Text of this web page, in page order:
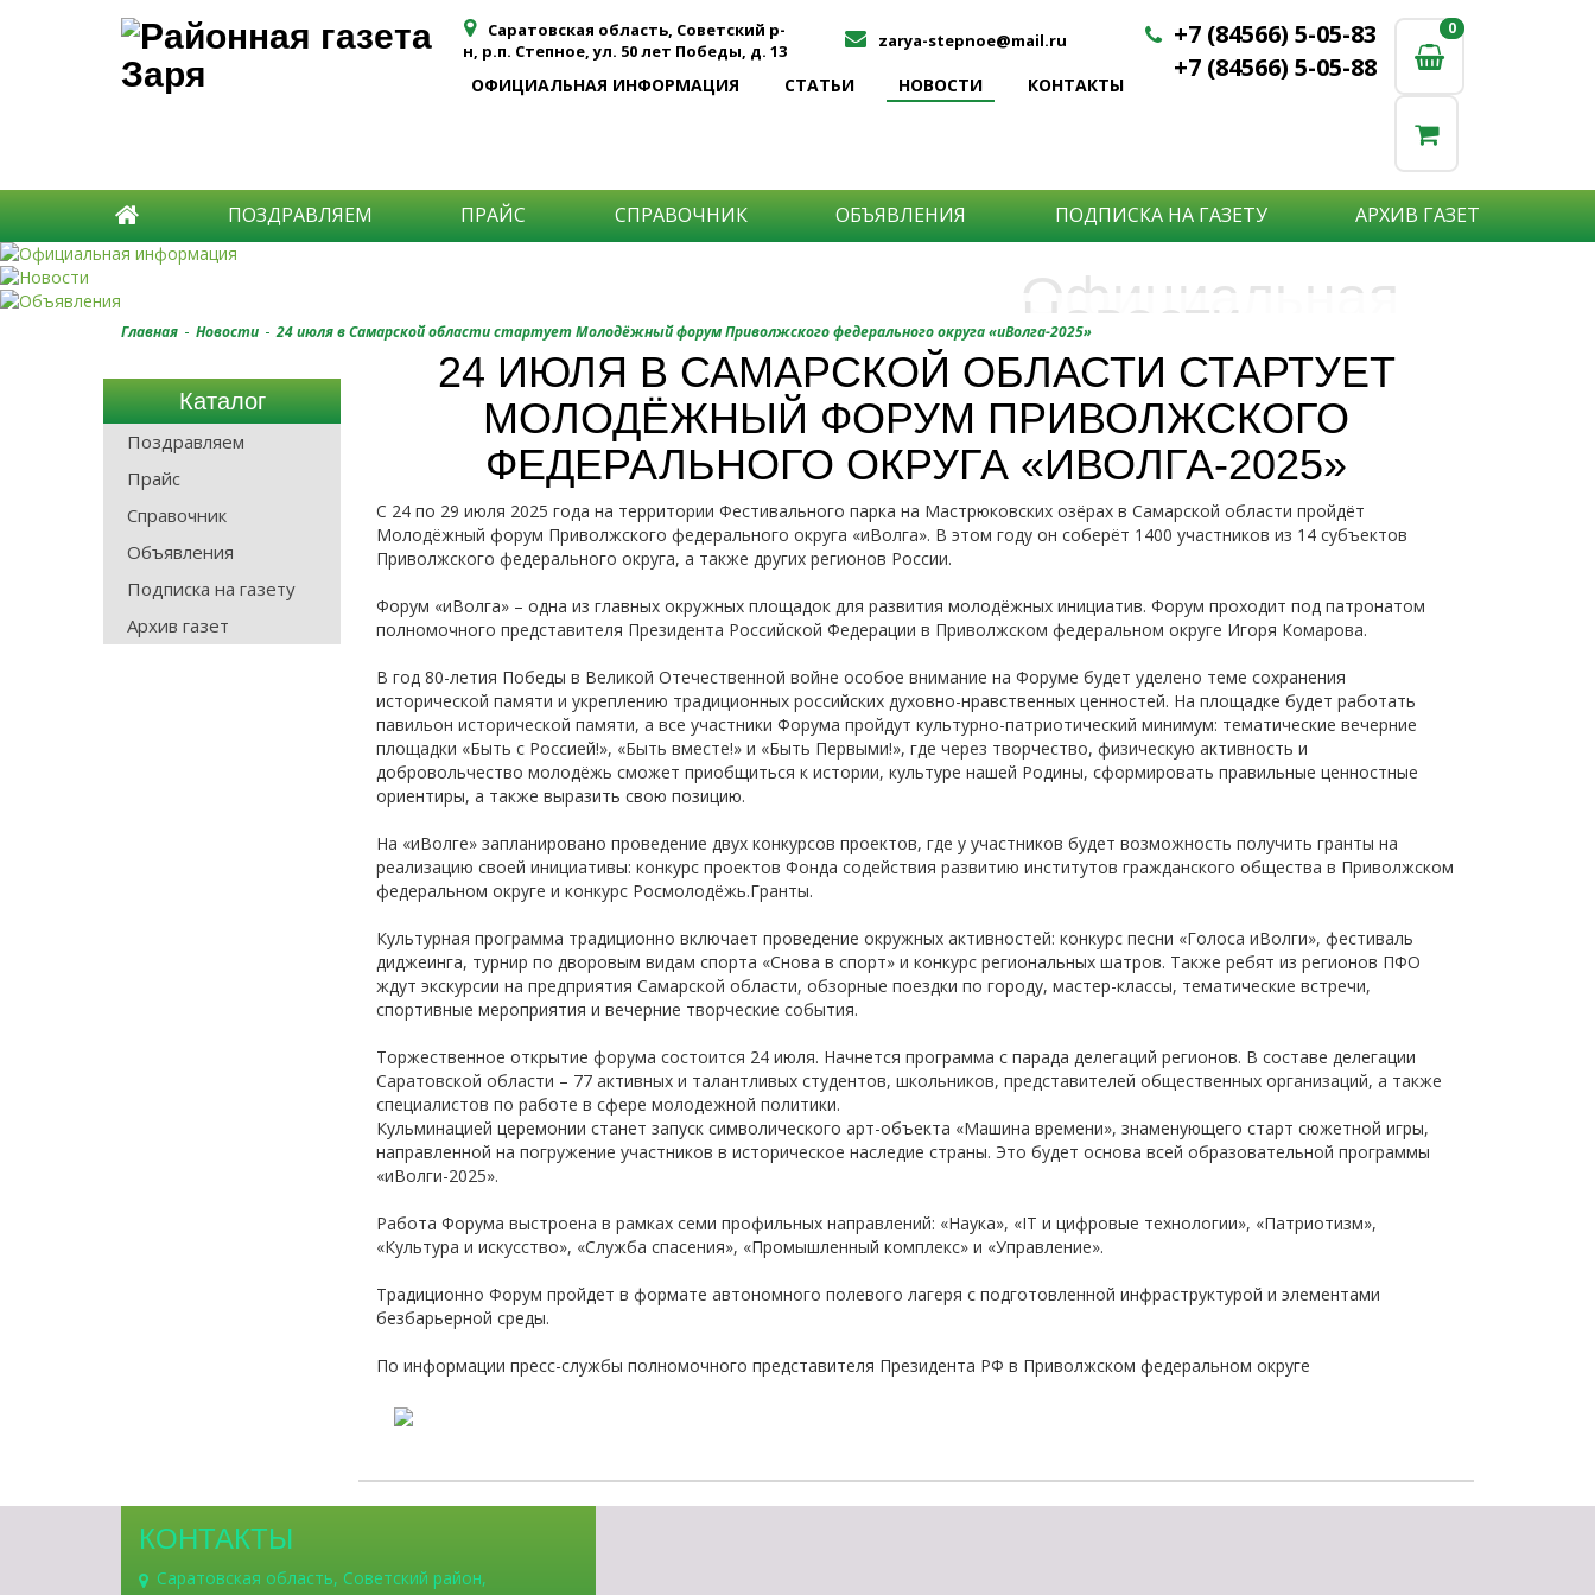
Саратовская область, Советский р-
н, р.п. Степное, ул. 50 лет Победы, д. 13
zarya-stepnoe@mail.ru
ОФИЦИАЛЬНАЯ ИНФОРМАЦИЯ СТАТЬИ НОВОСТИ КОНТАКТЫ
+7 (84566) 5-05-83
+7 (84566) 5-05-88
0
0
ПОЗДРАВЛЯЕМ ПРАЙС СПРАВОЧНИК ОБЪЯВЛЕНИЯ ПОДПИСКА НА ГАЗЕТУ АРХИВ ГАЗЕТ
Официальная
информация
Подробнее
Новости
Самые актуальные новости:
-происшествия,
-события района,
-спорта,
-мира науки,
-медицины,
Подробнее
Объявления
Хотите что бы о Вас узнали?
О частной практике или деятельности
негосударственных организаций?
Просто закажите объявление.
Главная - Новости - 24 июля в Самарской области стартует Молодёжный форум Приволжского федерального округа «иВолга-2025»
Каталог
Поздравляем
Прайс
Справочник
Объявления
Подписка на газету
Архив газет
24 ИЮЛЯ В САМАРСКОЙ ОБЛАСТИ СТАРТУЕТ
МОЛОДЁЖНЫЙ ФОРУМ ПРИВОЛЖСКОГО
ФЕДЕРАЛЬНОГО ОКРУГА «ИВОЛГА-2025»
С 24 по 29 июля 2025 года на территории Фестивального парка на Мастрюковских озёрах в Самарской области пройдёт
Молодёжный форум Приволжского федерального округа «иВолга». В этом году он соберёт 1400 участников из 14 субъектов
Приволжского федерального округа, а также других регионов России.
Форум «иВолга» – одна из главных окружных площадок для развития молодёжных инициатив. Форум проходит под патронатом
полномочного представителя Президента Российской Федерации в Приволжском федеральном округе Игоря Комарова.
В год 80-летия Победы в Великой Отечественной войне особое внимание на Форуме будет уделено теме сохранения
исторической памяти и укреплению традиционных российских духовно-нравственных ценностей. На площадке будет работать
павильон исторической памяти, а все участники Форума пройдут культурно-патриотический минимум: тематические вечерние
площадки «Быть с Россией!», «Быть вместе!» и «Быть Первыми!», где через творчество, физическую активность и
добровольчество молодёжь сможет приобщиться к истории, культуре нашей Родины, сформировать правильные ценностные
ориентиры, а также выразить свою позицию.
На «иВолге» запланировано проведение двух конкурсов проектов, где у участников будет возможность получить гранты на
реализацию своей инициативы: конкурс проектов Фонда содействия развитию институтов гражданского общества в Приволжском
федеральном округе и конкурс Росмолодёжь.Гранты.
Культурная программа традиционно включает проведение окружных активностей: конкурс песни «Голоса иВолги», фестиваль
диджеинга, турнир по дворовым видам спорта «Снова в спорт» и конкурс региональных шатров. Также ребят из регионов ПФО
ждут экскурсии на предприятия Самарской области, обзорные поездки по городу, мастер-классы, тематические встречи,
спортивные мероприятия и вечерние творческие события.
Торжественное открытие форума состоится 24 июля. Начнется программа с парада делегаций регионов. В составе делегации
Саратовской области – 77 активных и талантливых студентов, школьников, представителей общественных организаций, а также
специалистов по работе в сфере молодежной политики.
Кульминацией церемонии станет запуск символического арт-объекта «Машина времени», знаменующего старт сюжетной игры,
направленной на погружение участников в историческое наследие страны. Это будет основа всей образовательной программы
«иВолги-2025».
Работа Форума выстроена в рамках семи профильных направлений: «Наука», «IT и цифровые технологии», «Патриотизм»,
«Культура и искусство», «Служба спасения», «Промышленный комплекс» и «Управление».
Традиционно Форум пройдет в формате автономного полевого лагеря с подготовленной инфраструктурой и элементами
безбарьерной среды.
По информации пресс-службы полномочного представителя Президента РФ в Приволжском федеральном округе
КОНТАКТЫ
Саратовская область, Советский район,